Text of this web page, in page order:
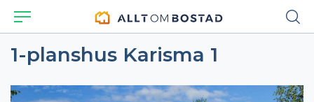
1-planshus Karisma 1